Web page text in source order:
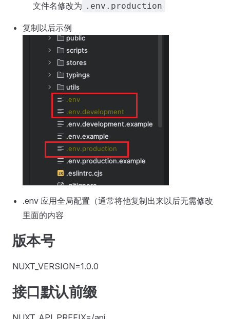
文件名修改为 .env.production
复制以后示例
.env 应用全局配置（通常将他复制出来以后无需修改
里面的内容
版本号
NUXT_VERSION=1.0.0
接口默认前缀